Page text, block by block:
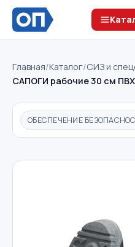
Главная/Каталог/СИЗ и
САПОГИ рабочие 30 см
ОБЕСПЕЧЕНИЕ